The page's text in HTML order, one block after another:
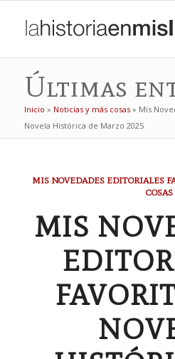
Últimas
Inicio » Noticias y más cosas» Mis
Novela Histórica de Marzo 2025
MIS NOVEDADES EDITORIALES
COSAS
MIS